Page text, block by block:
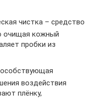
чистка – средство
очищая кожный
пробки из
воздействия
плёнку,